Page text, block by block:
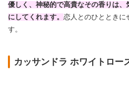
優しく、神秘的で高貴なその香りは
にしてくれます。 恋人とのひとときに
す。
カッサンドラ ホワイトロー